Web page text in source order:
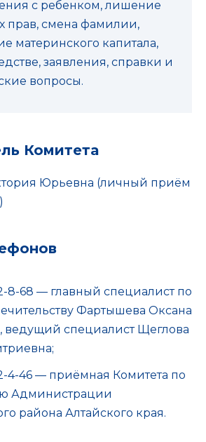
с ребенком, лишение
прав, смена фамилии,
материнского капитала,
заявления, справки и
вопросы.
Комитета
Юрьевна (личный приём
8-68 — главный специалист по
Фартышева Оксана
ведущий специалист Щеглова
4-46 — приёмная Комитета по
Администрации
района Алтайского края.